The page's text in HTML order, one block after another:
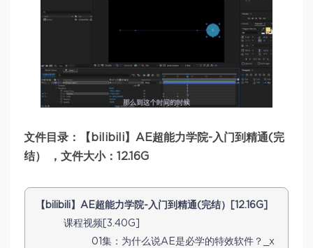
文件目录：【bilibili】AE超能力学院-入门到精通(完
结） ，文件大小：12.16G
【bilibili】AE超能力学院-入门到精通(完结）[12.16G]
课程视频[3.40G]
01集：为什么说AE是必学的特效软件？_x